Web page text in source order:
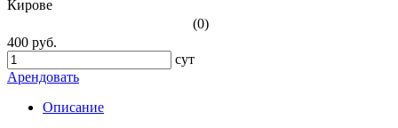
(0)
400 руб.
сут
Арендовать
Описание